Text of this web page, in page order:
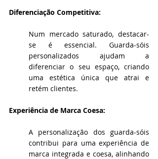
Diferenciação Competitiva:
Num mercado saturado, destacar-
se é essencial. Guarda-sóis
personalizados ajudam a
diferenciar o seu espaço, criando
uma estética única que atrai e
retém clientes.
Experiência de Marca Coesa:
A personalização dos guarda-sóis
contribui para uma experiência de
marca integrada e coesa, alinhando